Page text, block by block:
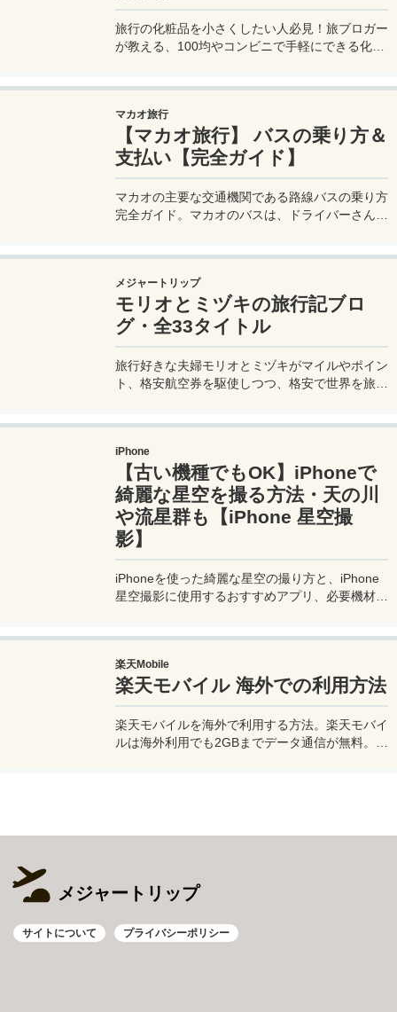
旅行の化粧品を小さくしたい人必見！旅ブロガー
が教える、100均やコンビニで手軽にできる化粧
マカオ旅行
【マカオ旅行】 バスの乗り方＆
支払い【完全ガイド】
マカオの主要な交通機関である路線バスの乗り方
完全ガイド。マカオのバスは、ドライバーさんも
法を知って、現地での移動に備えよう。
メジャートリップ
モリオとミヅキの旅行記ブロ
グ・全33タイトル
旅行好きな夫婦モリオとミヅキがマイルやポイン
ト、格安航空券を駆使しつつ、格安で世界を旅す
便利な情報、かかった費用など様々な情報をお届
け！夫婦喧嘩あり、ホロッと涙することもあり、
中年夫婦の等身大旅行記ブログ。
iPhone
【古い機種でもOK】iPhoneで
綺麗な星空を撮る方法・天の川
や流星群も【iPhone 星空撮
影】
iPhoneを使った綺麗な星空の撮り方と、iPhone
星空撮影に使用するおすすめアプリ、必要機材な
ば流星群の流れ星も撮影可能なので、iPhoneで
綺麗な星空撮影をしたいときはチャレンジしてみ
よう。
楽天Mobile
楽天モバイル 海外での利用方法
楽天モバイルを海外で利用する方法。楽天モバイ
ルは海外利用でも2GBまでデータ通信が無料。ま
メジャートリップ
サイトについて プライバシーポリシー